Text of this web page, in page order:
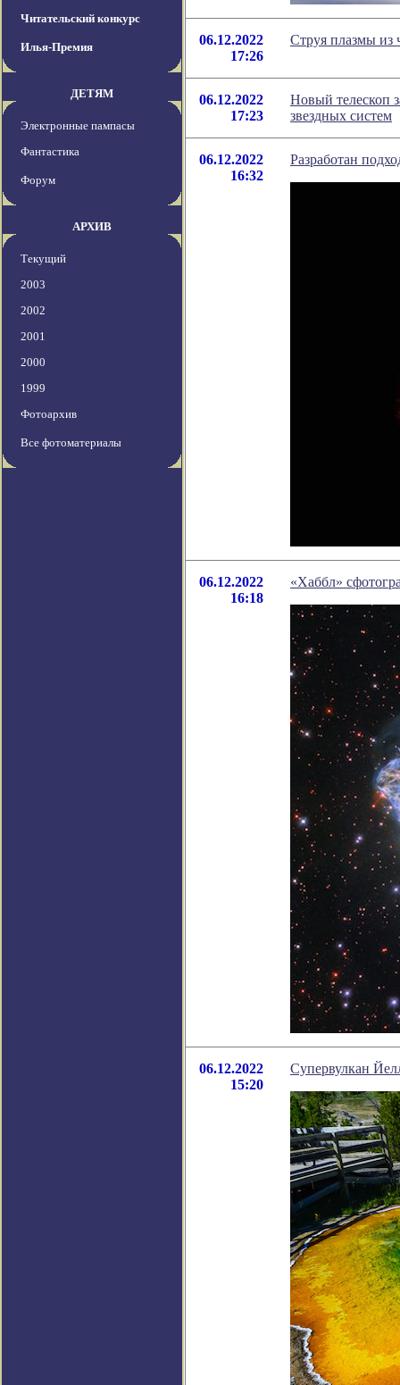
Читательский конкурс
Илья-Премия
ДЕТЯМ
Электронные пампасы
Фантастика
Форум
АРХИВ
Текущий
2003
2002
2001
2000
1999
Фотоархив
Все фотоматериалы
06.12.2022
17:26
Струя плазмы из
06.12.2022
17:23
Новый телескоп
звездных систем
06.12.2022
16:32
Разработан
06.12.2022
16:18
«Хаббл»
06.12.2022
15:20
Супервулкан